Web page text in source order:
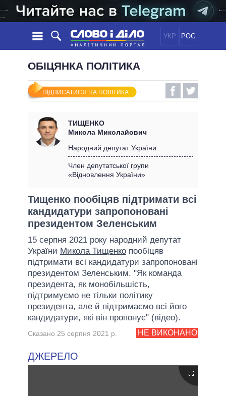
УКР РОС
НОВИНИ
СТРІЧКА
ПОДІЇ
СТАТТІ
ДУМКИ
ОГЛЯДИ
ДАЙДЖЕСТИ
ПОЛІТИКА
ЕКОНОМІКА
СВІТ
ОБIЦЯНКИ
УСІ ПОЛІТИКИ
ПРЕЗИДЕНТ І ОФІС
КАБІНЕТ МІНІСТРІВ
МЕРИ МІСТ
ВСІ ПЕРСОНИ
ІНФОГРАФІКА
ВІДЕО
ПІДТРИМАТИ
ПОРІВНЯННЯ ПОЛІТИКІВ
ОБІЦЯНКА ПОЛІТИКА
ПІДПИСАТИСЯ НА ПОЛІТИКА
ТИЩЕНКО
Микола Миколайович
Народний депутат України
Член депутатської групи
«Відновлення України»
Тищенко пообіцяв підтримати всі
кандидатури запропоновані
президентом Зеленським
15 серпня 2021 року народний депутат
України Микола Тищенко пообіцяв
підтримати всі кандидатури запропоновані
президентом Зеленським. "Як команда
президента, як монобільшість,
підтримуємо не тільки політику
президента, але й підтримаємо всі його
кандидатури, які він пропонує" (відео).
НЕ ВИКОНАНО
Сказано 25 серпня 2021 р.
ДЖЕРЕЛО